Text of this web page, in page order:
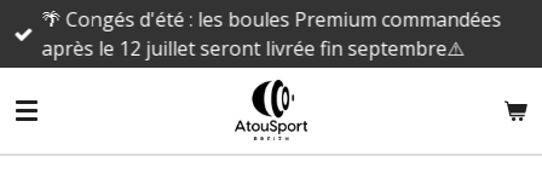
Passer
principal
🌴 Congés d'été : les boules Premium commandées
après le 12 juillet seront livrée fin septembre⚠️